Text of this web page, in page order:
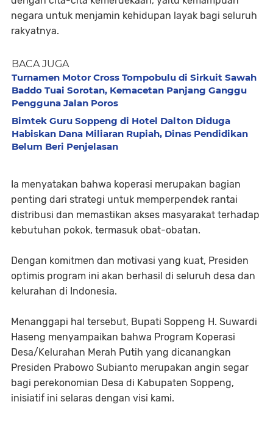
negara untuk menjamin kehidupan layak bagi seluruh
rakyatnya.
BACA JUGA
Turnamen Motor Cross Tompobulu di Sirkuit Sawah
Baddo Tuai Sorotan, Kemacetan Panjang Ganggu
Pengguna Jalan Poros
Bimtek Guru Soppeng di Hotel Dalton Diduga
Habiskan Dana Miliaran Rupiah, Dinas Pendidikan
Belum Beri Penjelasan
Ia menyatakan bahwa koperasi merupakan bagian
penting dari strategi untuk memperpendek rantai
distribusi dan memastikan akses masyarakat terhadap
kebutuhan pokok, termasuk obat-obatan.
Dengan komitmen dan motivasi yang kuat, Presiden
optimis program ini akan berhasil di seluruh desa dan
kelurahan di Indonesia.
Menanggapi hal tersebut, Bupati Soppeng H. Suwardi
Haseng menyampaikan bahwa Program Koperasi
Desa/Kelurahan Merah Putih yang dicanangkan
Presiden Prabowo Subianto merupakan angin segar
bagi perekonomian Desa di Kabupaten Soppeng,
inisiatif ini selaras dengan visi kami.